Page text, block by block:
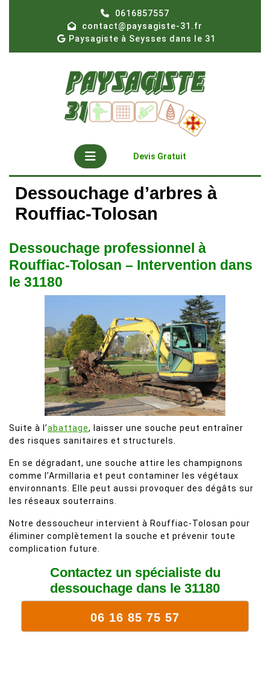
0616857557
contact@paysagiste-31.fr
Paysagiste à Seysses dans le 31
Open
Button
Devis Gratuit
Dessouchage d’arbres à
Rouffiac-Tolosan
Dessouchage professionnel à
Rouffiac-Tolosan – Intervention dans
le 31180
Suite à l’abattage, laisser une souche peut entraîner
des risques sanitaires et structurels.
En se dégradant, une souche attire les champignons
comme l’Armillaria et peut contaminer les végétaux
environnants. Elle peut aussi provoquer des dégâts sur
les réseaux souterrains.
Notre dessoucheur intervient à Rouffiac-Tolosan pour
éliminer complètement la souche et prévenir toute
complication future.
Contactez un spécialiste du
dessouchage dans le 31180
06 16 85 75 57